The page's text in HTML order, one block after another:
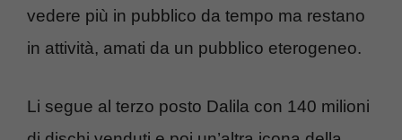
vedere più in pubblico da tempo ma restano
in attività, amati da un pubblico eterogeneo.
Li segue al terzo posto Dalila con 140 milioni